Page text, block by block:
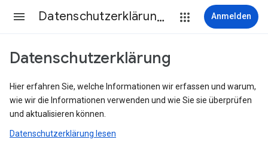
Datenschutzerklärung & Nutzungsbedingungen Anmelden
Datenschutzerklärung
Hier erfahren Sie, welche Informationen wir erfassen und warum,
wie wir die Informationen verwenden und wie Sie sie überprüfen
und aktualisieren können.
Datenschutzerklärung lesen